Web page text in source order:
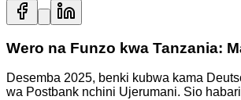
Wero na Funzo kwa Tanzania:
Desemba 2025, benki kubwa kama
wa Postbank nchini Ujerumani. Sio